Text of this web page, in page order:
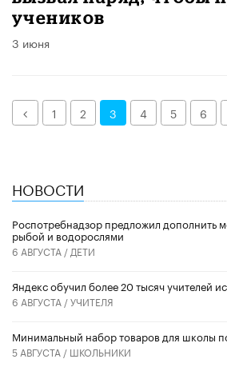
учеников
3 июня
Назад1 2 3 4 5 6
НОВОСТИ
Роспотребнадзор предложил дополнить
рыбой и водорослями
6 АВГУСТА / ДЕТИ
​Яндекс обучил более 20 тысяч учителей
6 АВГУСТА /УЧИТЕЛЯ
Минимальный набор товаров для школы
5 АВГУСТА / ШКОЛЬНИКИ